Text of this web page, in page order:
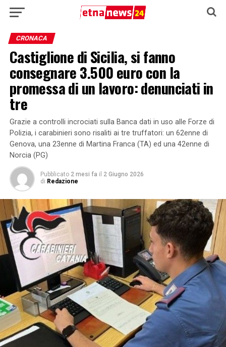
CRONACA
Castiglione di Sicilia, si fanno
consegnare 3.500 euro con la
promessa di un lavoro: denunciati in
tre
Grazie a controlli incrociati sulla Banca dati in uso alle Forze di
Polizia, i carabinieri sono risaliti ai tre truffatori: un 62enne di
Genova, una 23enne di Martina Franca (TA) ed una 42enne di
Norcia (PG)
Pubblicato 2 mesi fa il 2 Giugno 2026
di Redazione